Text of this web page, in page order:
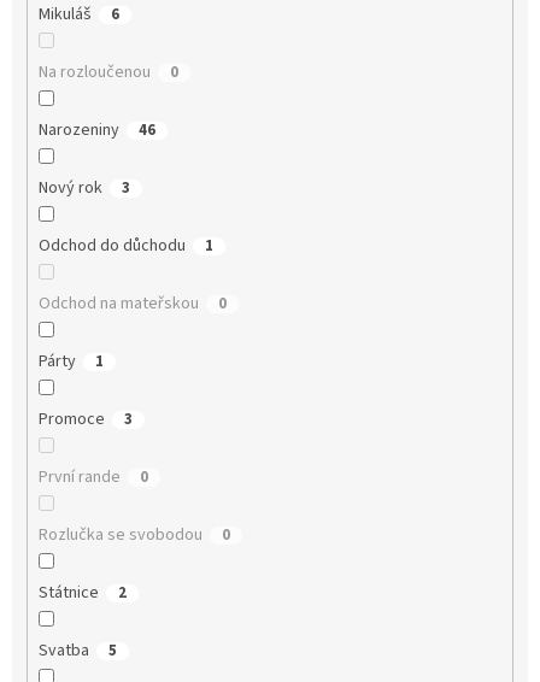
Mikuláš 6
Na rozloučenou 0
Narozeniny 46
Nový rok 3
Odchod do důchodu 1
Odchod na mateřskou 0
Párty 1
Promoce 3
První rande 0
Rozlučka se svobodou 0
Státnice 2
Svatba 5